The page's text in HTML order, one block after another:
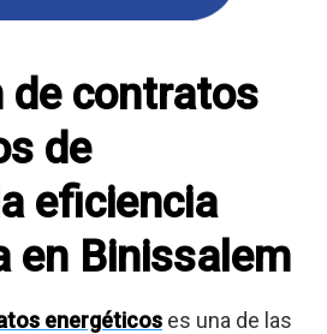
de contratos
de
eficiencia
en Binissalem
energéticos es una de las